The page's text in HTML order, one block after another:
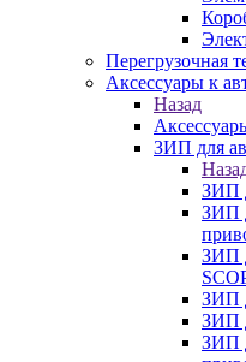
Перегрузочная
Аксессуары к
Назад
ЗИП для
ЗИП
ЗИП
ЗИП
ЗИП
ЗИП
ЗИП